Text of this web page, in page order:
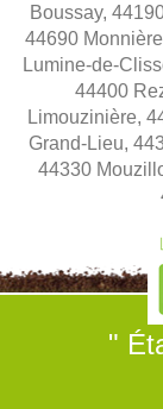
Boussay,
44690
Lumine-de-
44400
Limouzinière,
Grand-Lieu,
44330
"